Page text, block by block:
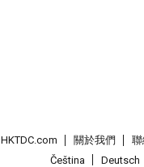
HKTDC.com 關於我們
Čeština
Deutsch